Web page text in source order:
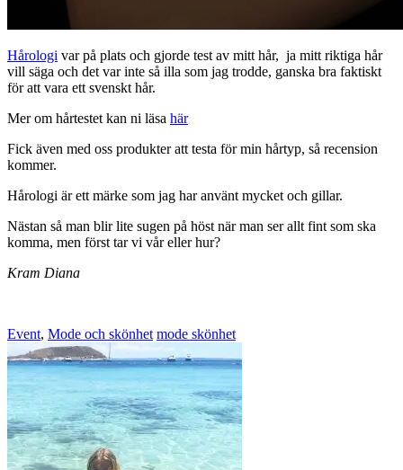
Hårologi var på plats och gjorde test av mitt hår, ja mitt riktiga hår
vill säga och det var inte så illa som jag trodde, ganska bra faktiskt
för att vara ett svenskt hår.
Mer om hårtestet kan ni läsa här
Fick även med oss produkter att testa för min hårtyp, så recension
kommer.
Hårologi är ett märke som jag har använt mycket och gillar.
Nästan så man blir lite sugen på höst när man ser allt fint som ska
komma, men först tar vi vår eller hur?
Kram Diana
Event, Mode och skönhet mode skönhet